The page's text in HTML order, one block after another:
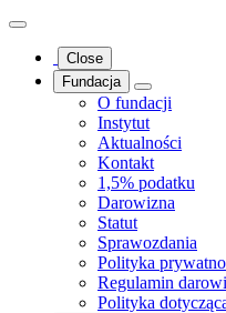
Close
Fundacja
O fundacji
Instytut
Aktualności
Kontakt
1,5% podatku
Darowizna
Statut
Sprawozdania
Polityka
Regulamin
Polityka